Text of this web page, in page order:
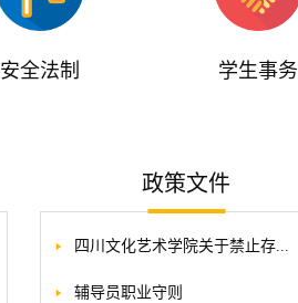
安全法制 学生事务
政策文件
四川文化艺术学院关于禁止存...
辅导员职业守则